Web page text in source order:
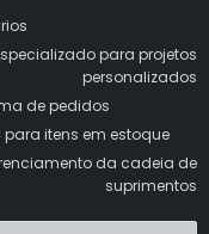
para projetos
personalizados
de pedidos
itens em estoque
da cadeia de
suprimentos